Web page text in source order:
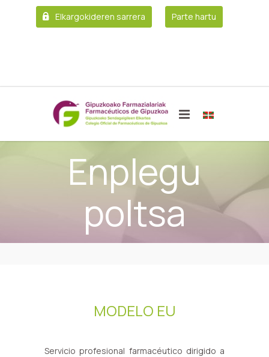
Elkargokideren sarrera Parte hartu
Enplegu
poltsa
MODELO EU
Servicio profesional farmacéutico dirigido a